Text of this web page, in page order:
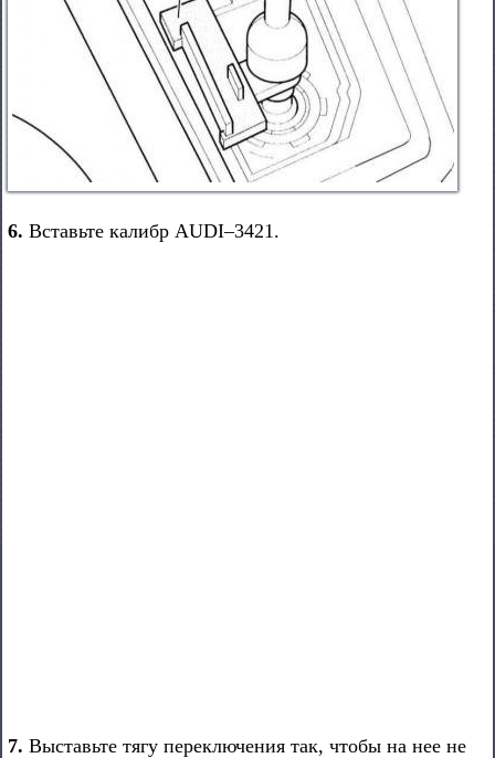
6. Вставьте калибр AUDI–3421.
7. Выставьте тягу переключения так, чтобы на нее не